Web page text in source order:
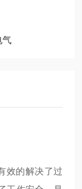
气
的解决了过